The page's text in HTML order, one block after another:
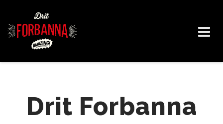
Drit Forbanna